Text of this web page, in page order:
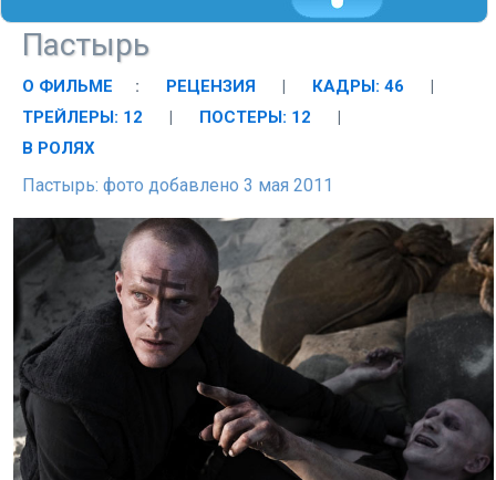
Пастырь
О ФИЛЬМЕ : РЕЦЕНЗИЯ | КАДРЫ: 46
|
ТРЕЙЛЕРЫ: 12
| ПОСТЕРЫ: 12
|
В РОЛЯХ
Пастырь: фото добавлено 3 мая 2011